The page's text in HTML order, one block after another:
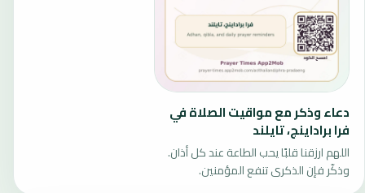
دعاء وذكر مع مواقيت الصلاة في
فرا براداينج، تايلند
اللهم ارزقنا قلبًا يحب الطاعة عند كل أذان.
وذكّر فإن الذكرى تنفع المؤمنين.